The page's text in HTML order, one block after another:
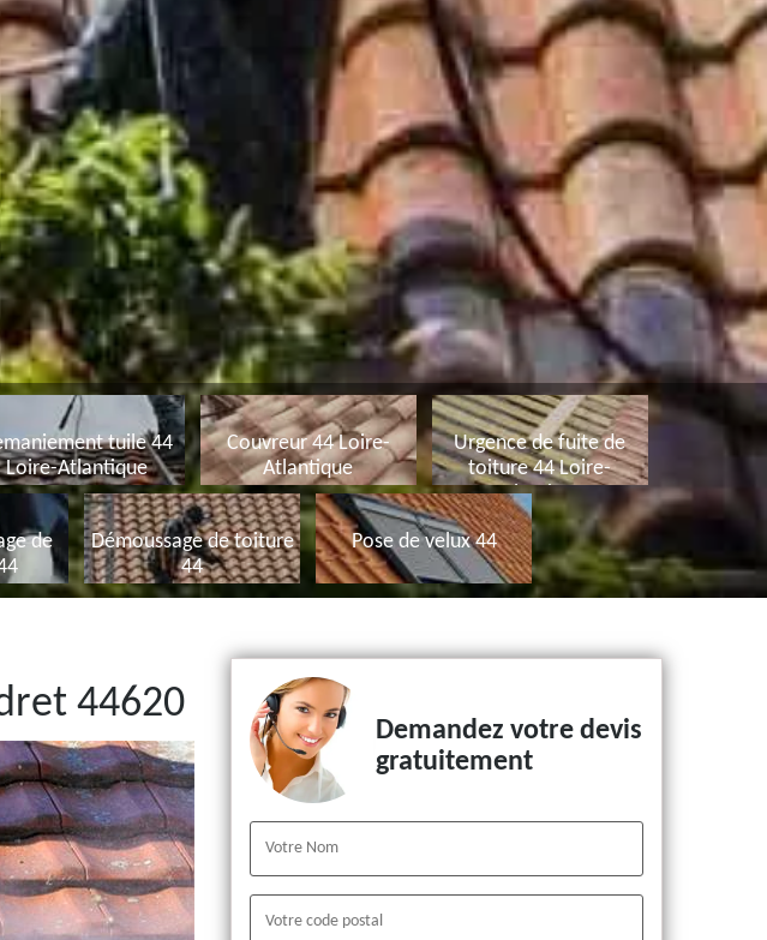
tuile 44
Loire-Atlantique
Couvreur 44 Loire-
Atlantique
Urgence de fuite de
toiture 44 Loire-
Atlantique
de
Démoussage de toiture
44
Pose de velux 44
44620
Demandez votre devis
gratuitement